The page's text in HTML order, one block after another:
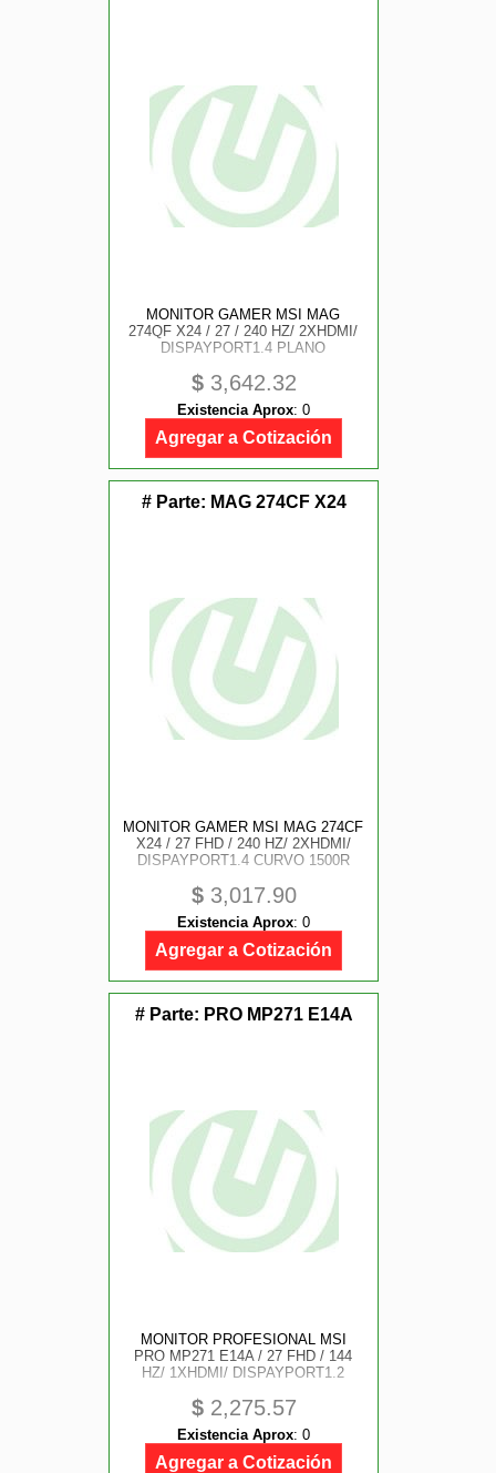
MONITOR GAMER MSI MAG
274QF X24 / 27 / 240 HZ/ 2XHDMI/
DISPAYPORT1.4 PLANO
$3,642.32
Existencia Aprox: 0
Agregar a Cotización
# Parte: MAG 274CF X24
MONITOR GAMER MSI MAG 274CF
X24 / 27 FHD / 240 HZ/ 2XHDMI/
DISPAYPORT1.4 CURVO 1500R
$3,017.90
Existencia Aprox: 0
Agregar a Cotización
# Parte: PRO MP271 E14A
MONITOR PROFESIONAL MSI
PRO MP271 E14A / 27 FHD / 144
HZ/ 1XHDMI/ DISPAYPORT1.2
$2,275.57
Existencia Aprox: 0
Agregar a Cotización